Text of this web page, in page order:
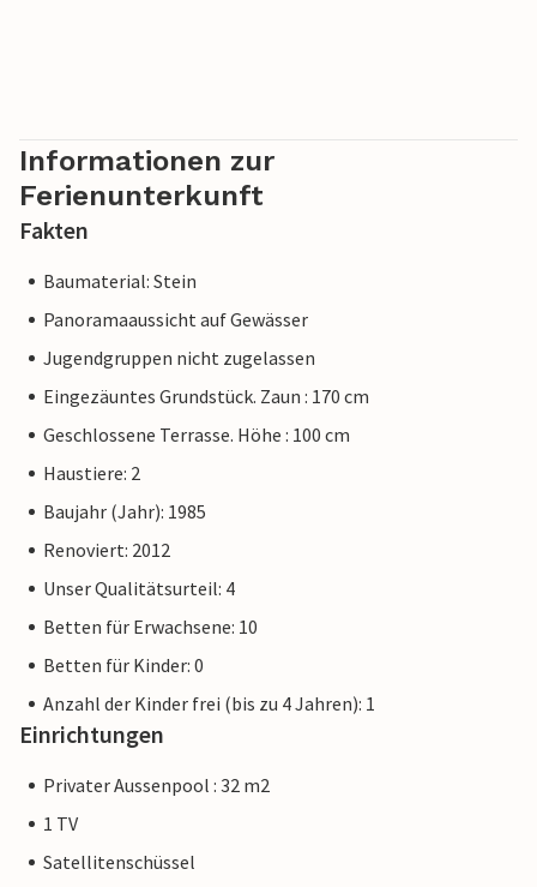
Informationen zur
Ferienunterkunft
Fakten
Baumaterial: Stein
Panoramaaussicht auf Gewässer
Jugendgruppen nicht zugelassen
Eingezäuntes Grundstück. Zaun : 170 cm
Geschlossene Terrasse. Höhe : 100 cm
Haustiere: 2
Baujahr (Jahr): 1985
Renoviert: 2012
Unser Qualitätsurteil: 4
Betten für Erwachsene: 10
Betten für Kinder: 0
Anzahl der Kinder frei (bis zu 4 Jahren): 1
Einrichtungen
Privater Aussenpool : 32 m2
1 TV
Satellitenschüssel